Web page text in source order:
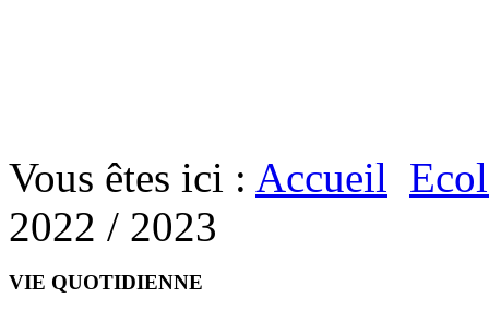
Vous êtes ici : Accueil
2022 / 2023
VIE QUOTIDIENNE